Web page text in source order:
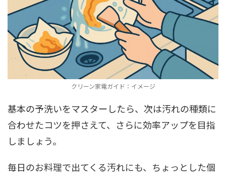
クリーン家電ガイド：イメージ
基本の予洗いをマスターしたら、次は汚れの種類に
合わせたコツを押さえて、さらに効率アップを目指
しましょう。
毎日のお料理で出てくる汚れにも、ちょっとした個